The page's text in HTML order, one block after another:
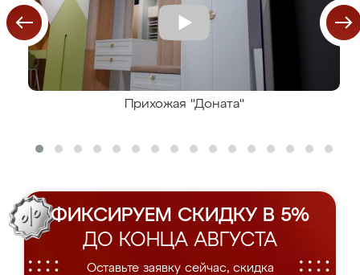
Прихожая "Доната"
ФИКСИРУЕМ СКИДКУ В 5%
ДО КОНЦА АВГУСТА
Оставьте заявку сейчас, скидка